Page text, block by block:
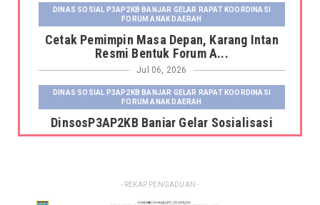
DINAS SOSIAL P3AP2KB BANJAR GELAR RAPAT KOORDINASI
FORUM ANAK DAERAH
Cetak Pemimpin Masa Depan, Karang Intan
Resmi Bentuk Forum A...
Jul 06, 2026
DINAS SOSIAL P3AP2KB BANJAR GELAR RAPAT KOORDINASI
FORUM ANAK DAERAH
DinsosP3AP2KB Banjar Gelar Sosialisasi
Pemutakhiran dan Pemb...
FORUM ANAK DAERAH
- REKAP PENGADUAN -